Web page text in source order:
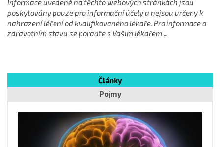
Informace uvedené na těchto webových stránkách jsou
poskytovány pouze pro informační účely a nejsou určeny k
nahrazení léčení od kvalifikovaného lékaře. Pro informace o
zdravotním stavu se poraďte s Vašim lékařem ...
Články
Pojmy